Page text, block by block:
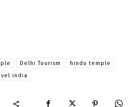
Delhi Tourism
hindu temple
india